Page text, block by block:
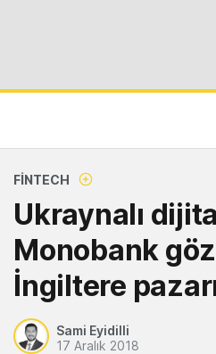
FINTECH
Ukraynalı
Monobank
İngiltere
Sami Eyidilli
17 Aralık 2018